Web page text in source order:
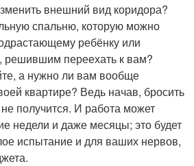
внешний вид коридора?
спальню, которую можно
ребёнку или
переехать к вам?
а нужно ли вам вообще
квартире? Ведь начав, бросить
получится. И работа может
недели и даже месяцы; это будет
испытание и для ваших нервов,